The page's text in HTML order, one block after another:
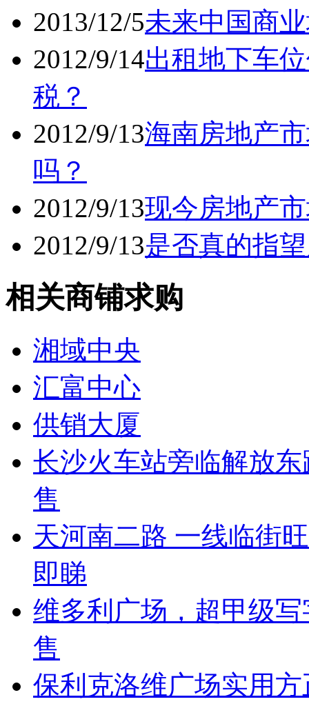
2013/12/5未来中国商
2012/9/14出租地下车
税？
2012/9/13海南房地产
吗？
2012/9/13现今房地产
2012/9/13是否真的指
相关商铺求购
湘域中央
汇富中心
供销大厦
长沙火车站旁临解放
售
天河南二路 一线临街
即睇
维多利广场，超甲级
售
保利克洛维广场实用